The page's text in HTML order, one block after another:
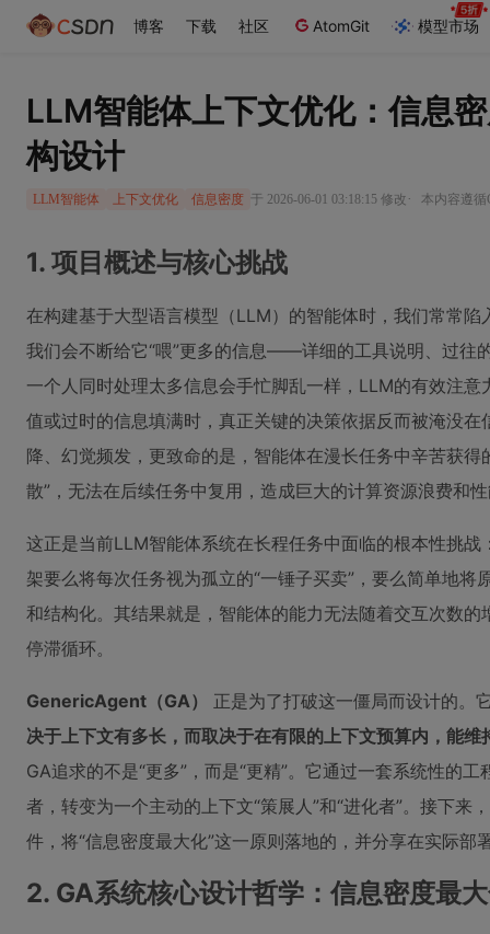
博客 下载 社区 AtomGit 模型市场
LLM智能体上下文优化：信息
构设计
LLM智能体 上下文优化 信息密度 于 2026-06-01 03:18:15 修改 · 本内容遵循
1. 项目概述与核心挑战
在构建基于大型语言模型（LLM）的智能体时，我们常常陷
我们会不断给它“喂”更多的信息——详细的工具说明、过往
一个人同时处理太多信息会手忙脚乱一样，LLM的有效注
值或过时的信息填满时，真正关键的决策依据反而被淹没
降、幻觉频发，更致命的是，智能体在漫长任务中辛苦获
散”，无法在后续任务中复用，造成巨大的计算资源浪费和
这正是当前LLM智能体系统在长程任务中面临的根本性挑战
架要么将每次任务视为孤立的“一锤子买卖”，要么简单地
和结构化。其结果就是，智能体的能力无法随着交互次数的
停滞循环。
GenericAgent（GA）
正是为了打破这一僵局而设计的。
决于上下文有多长，而取决于在有限的上下文预算内，能
GA追求的不是“更多”，而是“更精”。它通过一套系统性的
者，转变为一个主动的上下文“策展人”和“进化者”。接下来
件，将“信息密度最大化”这一原则落地的，并分享在实际部
2. GA系统核心设计哲学：信息密度最